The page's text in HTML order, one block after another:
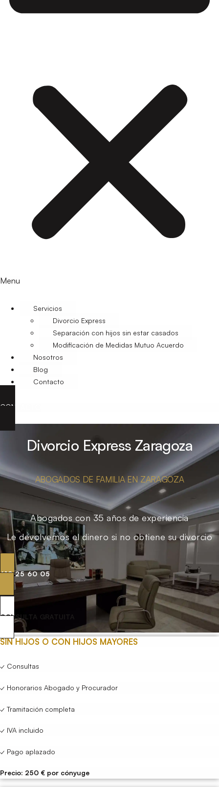
Menu
Servicios
Divorcio Express
Separación con hijos sin estar casados
Modificación de Medidas Mutuo Acuerdo
Nosotros
Blog
Contacto
CONTACTO
Divorcio Express Zaragoza
ABOGADOS DE FAMILIA EN ZARAGOZA
Abogados con 35 años de experiencia
Le devolvemos el dinero si no obtiene su divorcio
619 25 60 05
CONSULTA GRATUITA
SIN HIJOS O CON HIJOS MAYORES
✓ Consultas
✓ Honorarios Abogado y Procurador
✓ Tramitación completa
✓ IVA incluido
✓ Pago aplazado
Precio: 250 € por cónyuge